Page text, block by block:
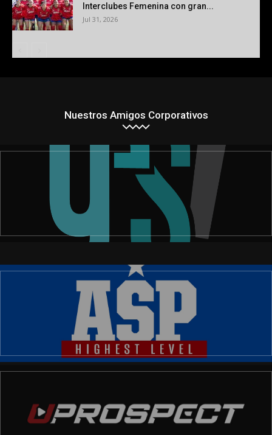
Interclubes Femenina con gran...
Jul 31, 2026
Nuestros Amigos Corporativos